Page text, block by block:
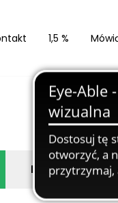
1,5 %
Byli z nami